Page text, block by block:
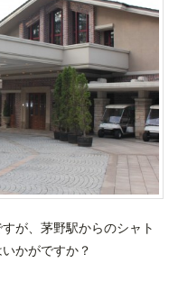
が、茅野駅からのシャト
かがですか？